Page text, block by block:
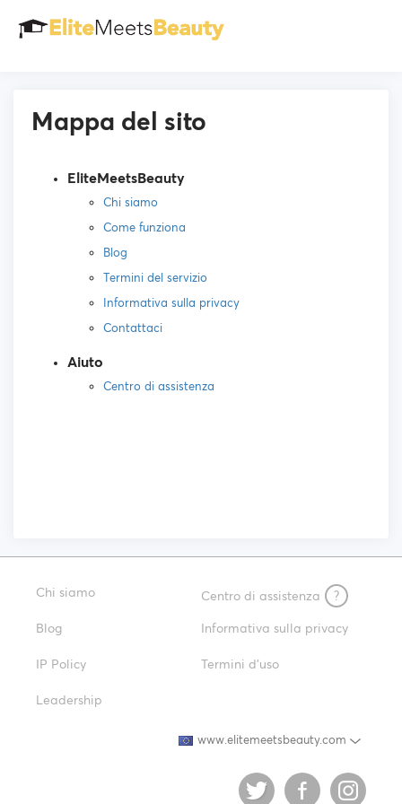
Mappa del sito
EliteMeetsBeauty
Chi siamo
Come funziona
Blog
Termini del servizio
Informativa sulla privacy
Contattaci
Aiuto
Centro di assistenza
Chi siamo Centro di assistenza
?
Blog
Informativa sulla privacy
IP Policy Termini d'uso
Leadership
www.elitemeetsbeauty.com